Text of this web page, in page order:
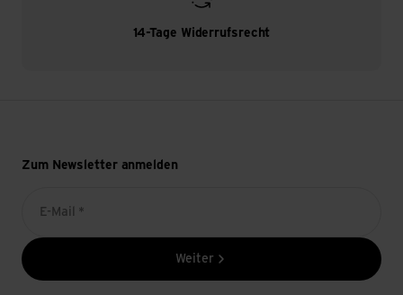
14-Tage Widerrufsrecht
Zum Newsletter anmelden
E-Mail *
Weiter